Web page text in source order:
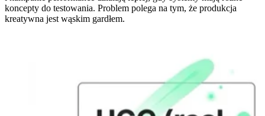
koncepty do testowania. Problem polega na tym, że produkcja
kreatywna jest wąskim gardłem.